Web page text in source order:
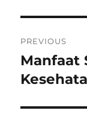
PREVIOUS
Previous
post:
Manfaat